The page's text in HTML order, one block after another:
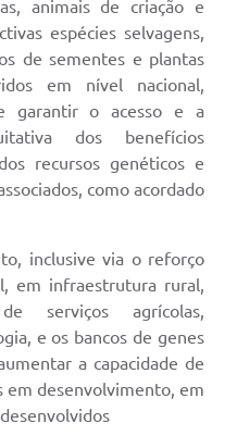
animais de criação e
espécies selvagens,
de sementes e plantas
em nível nacional,
garantir o acesso e a
dos benefícios
recursos genéticos e
como acordado
inclusive via o reforço
em infraestrutura rural,
serviços agrícolas,
e os bancos de genes
a capacidade de
em desenvolvimento, em